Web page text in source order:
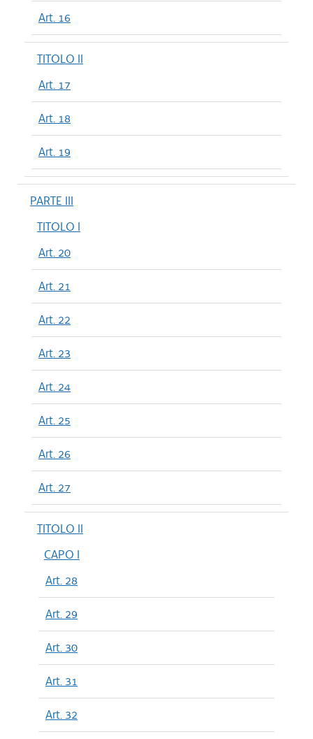
Art. 16
TITOLO II
Art. 17
Art. 18
Art. 19
PARTE III
TITOLO I
Art. 20
Art. 21
Art. 22
Art. 23
Art. 24
Art. 25
Art. 26
Art. 27
TITOLO II
CAPO I
Art. 28
Art. 29
Art. 30
Art. 31
Art. 32